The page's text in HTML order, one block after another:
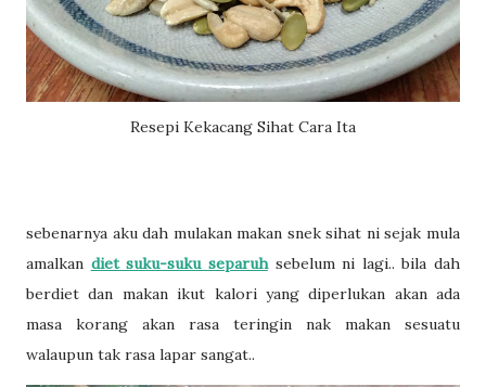
Resepi Kekacang Sihat Cara Ita
sebenarnya aku dah mulakan makan snek sihat ni sejak mula
amalkan diet suku-suku separuhsebelum ni lagi.. bila dah
berdiet dan makan ikut kalori yang diperlukan akan ada
masa korang akan rasa teringin nak makan sesuatu
walaupun tak rasa lapar sangat..